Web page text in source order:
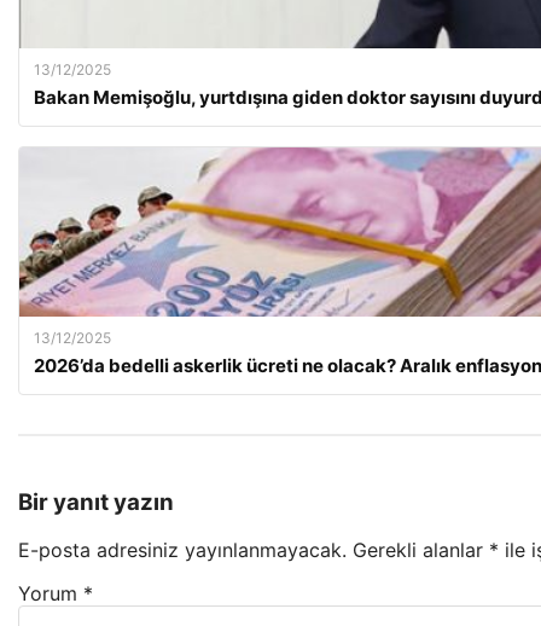
13/12/2025
Bakan Memişoğlu, yurtdışına giden doktor sayısını
13/12/2025
2026’da bedelli askerlik ücreti ne olacak? Aralık
Bir yanıt yazın
E-posta adresiniz yayınlanmayacak. Gerekli alanlar * ile
Yorum *